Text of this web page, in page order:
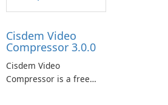
Cisdem Video
Compressor 3.0.0
Cisdem Video
Compressor is a free